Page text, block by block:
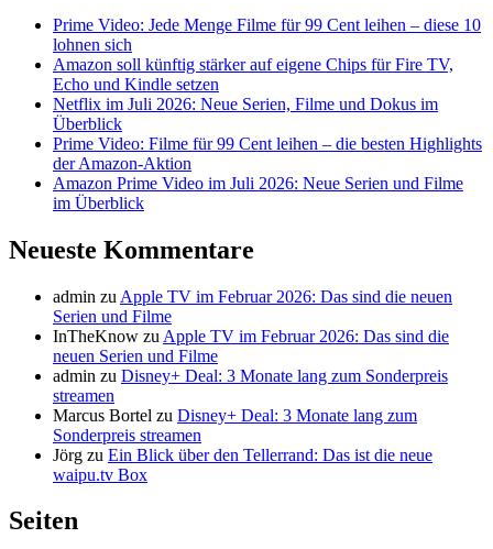
Prime Video: Jede Menge Filme für 99 Cent leihen – diese 10
lohnen sich
Amazon soll künftig stärker auf eigene Chips für Fire TV,
Echo und Kindle setzen
Netflix im Juli 2026: Neue Serien, Filme und Dokus im
Überblick
Prime Video: Filme für 99 Cent leihen – die besten Highlights
der Amazon-Aktion
Amazon Prime Video im Juli 2026: Neue Serien und Filme
im Überblick
Neueste Kommentare
admin zu Apple TV im Februar 2026: Das sind die neuen
Serien und Filme
InTheKnow zu Apple TV im Februar 2026: Das sind die
neuen Serien und Filme
admin zu Disney+ Deal: 3 Monate lang zum Sonderpreis
streamen
Marcus Bortel zu Disney+ Deal: 3 Monate lang zum
Sonderpreis streamen
Jörg zu Ein Blick über den Tellerrand: Das ist die neue
waipu.tv Box
Seiten